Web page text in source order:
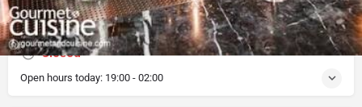
Closed
Open hours today: 19:00 - 02:00